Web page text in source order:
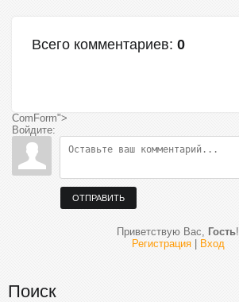
Всего комментариев: 0
ComForm">
Войдите:
ОТПРАВИТЬ
Приветствую Вас, Гость!
Регистрация| Вход
Поиск